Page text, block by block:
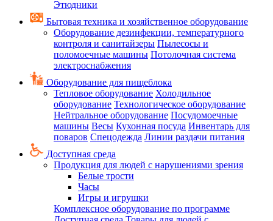
Этюдники
Бытовая техника и хозяйственное оборудование
Оборудование дезинфекции, температурного
контроля и санитайзеры Пылесосы и
поломоечные машины Потолочная система
электроснабжения
Оборудование для пищеблока
Тепловое оборудование Холодильное
оборудование Технологическое оборудование
Нейтральное оборудование Посудомоечные
машины Весы Кухонная посуда Инвентарь для
поваров Спецодежда Линии раздачи питания
Доступная среда
Продукция для людей с нарушениями зрения
Белые трости
Часы
Игры и игрушки
Комплексное оборудование по программе